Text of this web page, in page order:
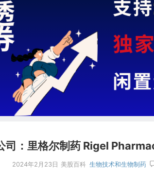
司：里格尔制药 Rigel
2024年2月23日 美股百科 生物技术和生物制药